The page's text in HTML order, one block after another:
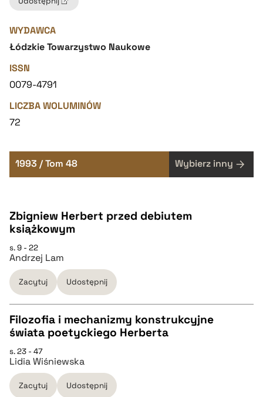
WYDAWCA
Łódzkie Towarzystwo Naukowe
ISSN
0079-4791
LICZBA WOLUMINÓW
72
1993 / Tom 48 Wybierz inny
Zbigniew Herbert przed debiutem
książkowym
s. 9 - 22
Andrzej Lam
Zacytuj Udostępnij
CZYSTY TEKST
pobierz cytat
Filozofia i mechanizmy konstrukcyjne
świata poetyckiego Herberta
s. 23 - 47
Lidia Wiśniewska
Zacytuj Udostępnij